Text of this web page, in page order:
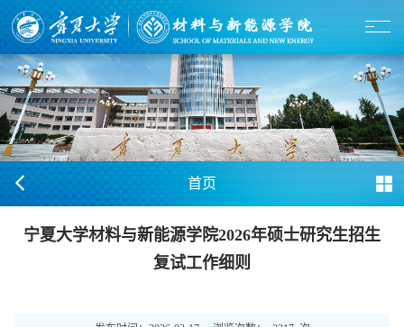
首页
宁夏大学材料与新能源学院2026年硕士研究生招生
复试工作细则